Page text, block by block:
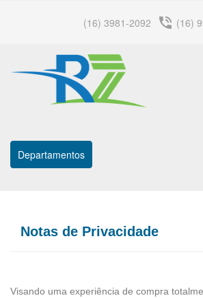
(16) 3981-2092 phone_in_talk (16)
Departamentos
Notas de Privacidade
Visando uma experiência de compra